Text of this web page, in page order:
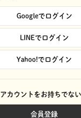
Googleでログイン
LINEでログイン
Yahoo!でログイン
アカウントをお持ちでな
会員登録